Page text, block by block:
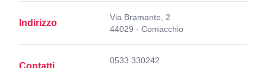
Indirizzo
Via Bramante, 2
44029 - Comacchio
Contatti
0533 330242